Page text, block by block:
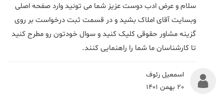
سلام و عرض ادب دوست عزیز شما می تونید وارد صفحه اصلی
وبسایت آقای املاک بشید و در قسمت ثبت درخواست بر روی
گزینه مشاور حقوقی کلیک کنید و سوال خودتون رو مطرح کنید
تا کارشناسان ما شما را راهنمایی کنند.
اسمعیل رئوف
20 بهمن 1401